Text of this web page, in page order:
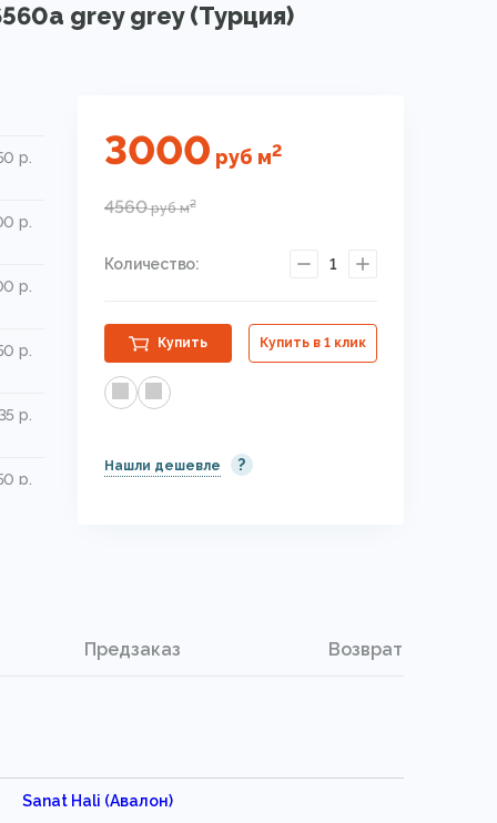
grey grey (Турция)
р.
р.
р.
р.
р.
р.
3000 руб м2
4560рубм2
Количество: 1
Купить Купить в 1 клик
Нашли дешевле ?
Предзаказ Возврат
Sanat Hali (Авалон)